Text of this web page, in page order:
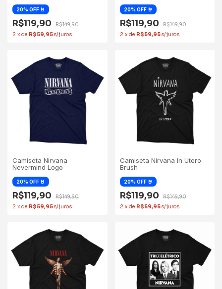
R$119,90
R$149,90
2 x de R$59,95
R$119,90
R$149,90
2 x de R$59,95
Camiseta Nirvana
Nevermind Logo
R$119,90
R$149,90
2 x de R$59,95
Camiseta Nirvana In Utero
Brush
R$119,90
R$149,90
2 x de R$59,95